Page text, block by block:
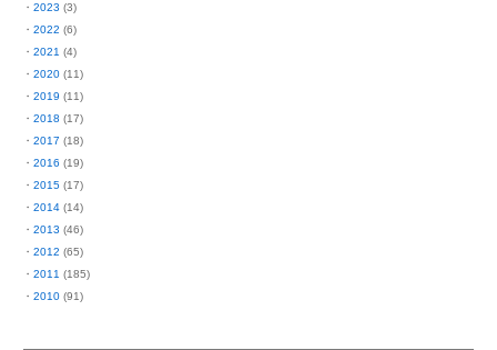
2023 (3)
2022 (6)
2021 (4)
2020 (11)
2019 (11)
2018 (17)
2017 (18)
2016 (19)
2015 (17)
2014 (14)
2013 (46)
2012 (65)
2011 (185)
2010 (91)